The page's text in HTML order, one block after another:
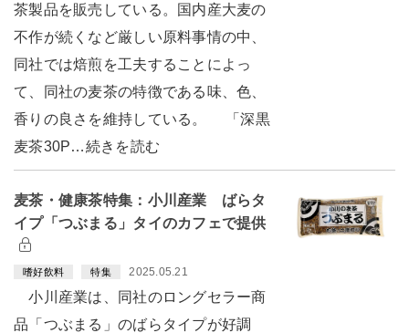
茶製品を販売している。国内産大麦の
不作が続くなど厳しい原料事情の中、
同社では焙煎を工夫することによっ
て、同社の麦茶の特徴である味、色、
香りの良さを維持している。 「深黒
麦茶30P…続きを読む
麦茶・健康茶特集：小川産業 ばらタ
イプ「つぶまる」タイのカフェで提供
嗜好飲料 特集 2025.05.21
小川産業は、同社のロングセラー商
品「つぶまる」のばらタイプが好調